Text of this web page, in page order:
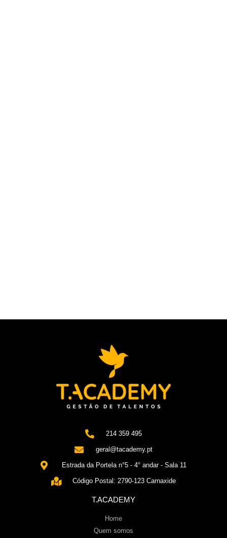
214 359 495
geral@tacademy.pt
Estrada da Portela n°5 - 4° andar - Sala 11
Código Postal: 2790-123 Carnaxide
T.ACADEMY
Home
Quem somos